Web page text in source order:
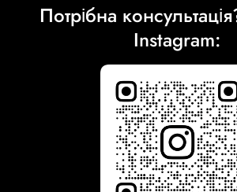
Потрібна
Instagram: